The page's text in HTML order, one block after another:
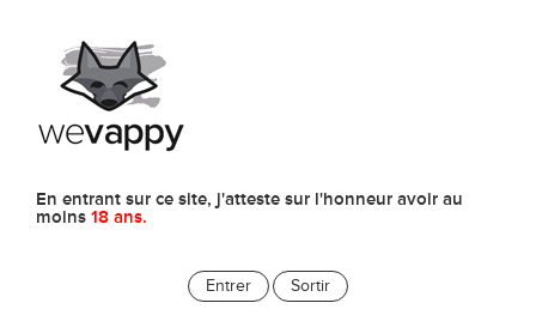
En entrant sur ce site, j'atteste sur l'honneur avoir au
moins 18 ans.
Entrer Sortir
E-liquides